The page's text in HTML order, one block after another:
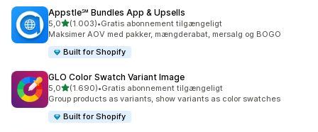
Appstle℠ Bundles App & Upsells
5,0ud af 5 stjerner
(1.003)
1003 anmeldelser i alt
•Gratis abonnement tilgængeligt
Maksimer AOV med pakker, mængderabat, mersalg og BOGO
Built for Shopify
GLO Color Swatch Variant Image
5,0ud af 5 stjerner
(1.690)
1690 anmeldelser i alt
•Gratis abonnement tilgængeligt
Group products as variants, show variants as color swatches
Built for Shopify